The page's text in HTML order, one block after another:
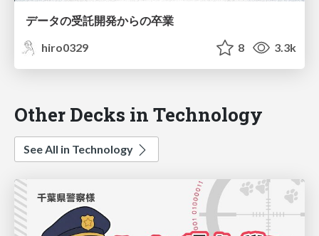
データの受託開発からの卒業
hiro0329
8 3.3k
Other Decks in Technology
See All in Technology